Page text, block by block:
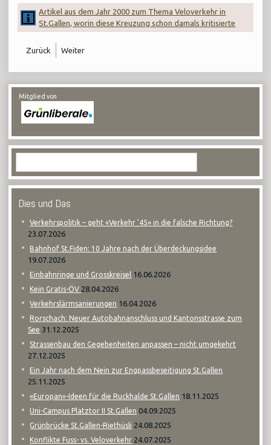
Artikel aus dem Jahr 2000 zum Thema Veloverkehr in
St.Gallen, worin diese Kreuzung schon damals kritisierte
Zurück Weiter
Mitglied von
Dies und Das
Verkehrspolitik – geht «Verkehr '45» in die falsche Richtung?
23.07.2026
Bahnhof St.Fiden: 10 Jahre nach der Überdeckungsidee
19.07.2026
Einbahnringe und Grosskreisel 16.06.2026
Kein Gratis-ÖV 28.04.2026
Verkehrslärmsanierungen 16.04.2026
Rorschach: Neuer Autobahnanschluss und Kantonsstrasse zum
See 31.12.2025
Strassenbau den Gegebenheiten anpassen – nicht umgekehrt
27.12.2025
Ein Jahr nach dem Nein zur Engpassbeseitigung St.Gallen
25.11.2025
«Europan»-Ideen für die Ruckhalde St.Gallen 18.11.2025
Uni-Campus Platztor II St.Gallen 04.09.2025
Grünbrücke St.Gallen-Riethüsli 24.08.2025
Konflikte Fuss- vs. Veloverkehr 24.07.2025